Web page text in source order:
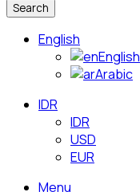
Search
English
English
Arabic
IDR
IDR
USD
EUR
Menu